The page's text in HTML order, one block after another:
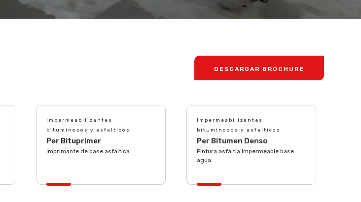
DESCARGAR BROCHURE
Impermeabilizantes
bituminosos y asfalticos
Per Bituprimer
Imprimante de base asfaltica
Impermeabilizantes
bituminosos y asfalticos
Per Bitumen Denso
Pintura asfáltia impermeable base
agua.